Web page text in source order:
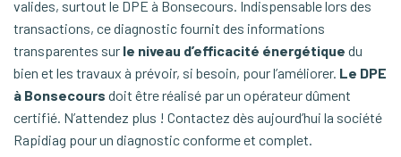
valides, surtout le DPE à Bonsecours. Indispensable lors des
transactions, ce diagnostic fournit des informations
transparentes sur le niveau d’efficacité énergétique du
bien et les travaux à prévoir, si besoin, pour l’améliorer. Le DPE
à Bonsecours doit être réalisé par un opérateur dûment
certifié. N’attendez plus ! Contactez dès aujourd’hui la société
Rapidiag pour un diagnostic conforme et complet.